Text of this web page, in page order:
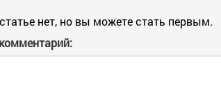
нет, но вы можете стать первым.